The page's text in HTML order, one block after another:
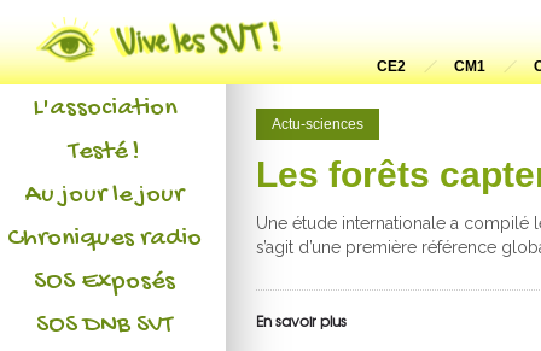
CE2 CM1
Actu-sciences
Les forêts
Une étude internationale a compilé
s’agit d’une première référence
En savoir plus
Actualités
L'association
Testé !
Au jour le jour
Chroniques radio
SOS Exposés
SOS DNB SVT